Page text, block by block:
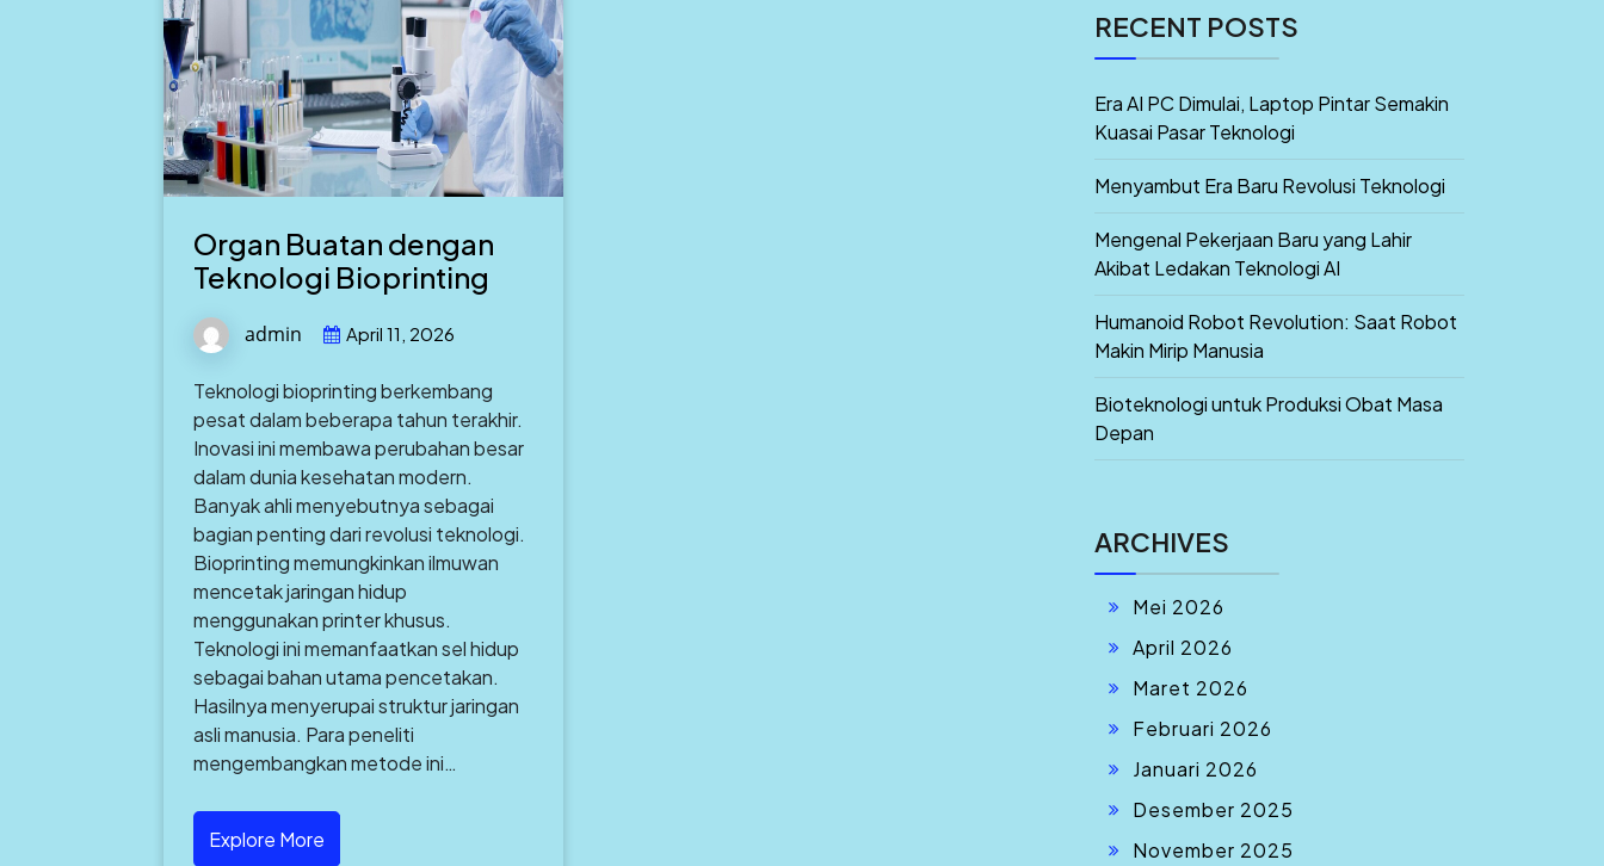
Organ Buatan dengan
Teknologi Bioprinting
admin April 11, 2026
Teknologi bioprinting berkembang
pesat dalam beberapa tahun terakhir.
Inovasi ini membawa perubahan besar
dalam dunia kesehatan modern.
Banyak ahli menyebutnya sebagai
bagian penting dari revolusi teknologi.
Bioprinting memungkinkan ilmuwan
mencetak jaringan hidup
menggunakan printer khusus.
Teknologi ini memanfaatkan sel hidup
sebagai bahan utama pencetakan.
Hasilnya menyerupai struktur jaringan
asli manusia. Para peneliti
mengembangkan metode ini…
Explore More
RECENT POSTS
Era AI PC Dimulai, Laptop Pintar Semakin
Kuasai Pasar Teknologi
Menyambut Era Baru Revolusi Teknologi
Mengenal Pekerjaan Baru yang Lahir
Akibat Ledakan Teknologi AI
Humanoid Robot Revolution: Saat Robot
Makin Mirip Manusia
Bioteknologi untuk Produksi Obat Masa
Depan
ARCHIVES
Mei 2026
April 2026
Maret 2026
Februari 2026
Januari 2026
Desember 2025
November 2025